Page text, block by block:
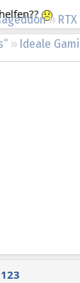
Ideale